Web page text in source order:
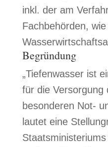
inkl. der am
Fachbehörden,
Begründung
„Tiefenwasser ist
für die Versorgung
besonderen Not-
lautet eine